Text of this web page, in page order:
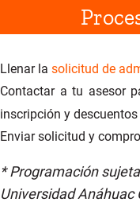
Llenar la solicitud de
Contactar a tu asesor
inscripción y
Enviar solicitud y
* Programación
Universidad Anáhuac